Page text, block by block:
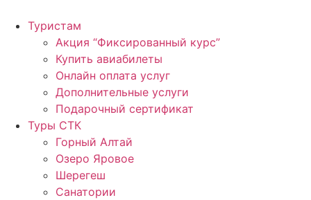
Туристам
Акция “Фиксированный курс”
Купить авиабилеты
Онлайн оплата услуг
Дополнительные услуги
Подарочный сертификат
Туры СТК
Горный Алтай
Озеро Яровое
Шерегеш
Санатории